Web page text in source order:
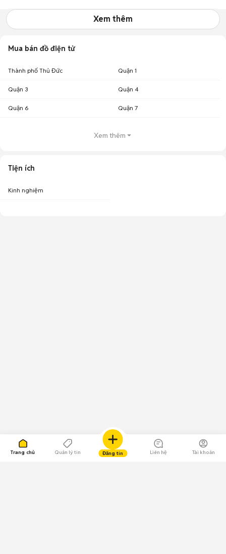
Trang chủ Quản lý tin Đăng tin Liên hệ Tài khoản
Xem thêm
Mua bán đồ điện tử
Thành phố Thủ Đức Quận 1
Quận 3 Quận 4
Quận 6 Quận 7
Xem thêm
Tiện ích
Kinh nghiệm